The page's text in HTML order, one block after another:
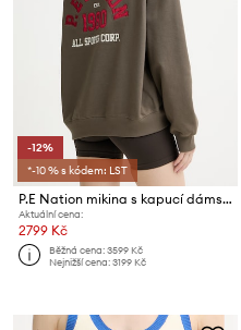
-12%
*-10 % s kódem: LST
P.E Nation mikina s kapucí dámská s bavlnou Inbound
Aktuální cena:
2799 Kč
Běžná cena:3599 Kč
Nejnižší cena:3199 Kč